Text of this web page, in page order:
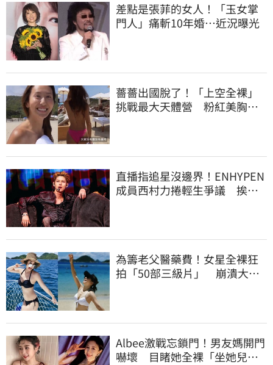
差點是張菲的女人！「玉女掌
門人」痛斬10年婚…近況曝光
薔薔出國脫了！「上空全裸」
挑戰最大天體營 粉紅美胸被
直播指追星沒邊界！ENHYPEN
成員西村力捲輕生爭議 挨
為籌老父醫藥費！女星全裸狂
拍「50部三級片」 崩潰大
Albee激戰忘鎖門！男友媽開門
嚇壞 目睹她全裸「坐她兒子